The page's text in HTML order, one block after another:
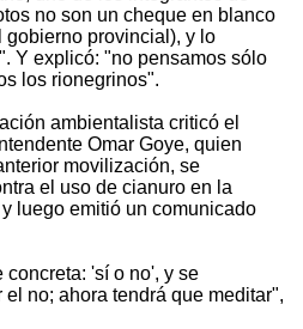
no son un cheque en blanco
gobierno provincial), y lo
Y explicó: "no pensamos sólo
los rionegrinos".
ambientalista criticó el
Omar Goye, quien
movilización, se
el uso de cianuro en la
luego emitió un comunicado
concreta: 'sí o no', y se
no; ahora tendrá que meditar",